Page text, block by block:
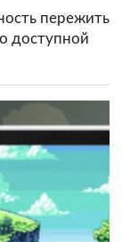
пережить
доступной